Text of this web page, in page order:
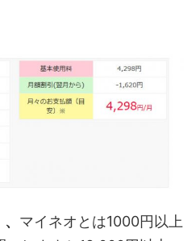
、 マイネオとは1000円以上